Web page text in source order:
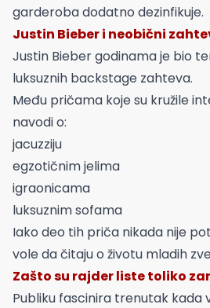
garderoba dodatno dezinfikuje.
Justin Bieber i neobični
Justin Bieber godinama je bio
luksuznih backstage zahteva.
Među pričama koje su kružile
navodi o:
jacuzziju
egzotičnim jelima
igraonicama
luksuznim sofama
Iako deo tih priča nikada nije
vole da čitaju o životu mladih
Zašto su rajder liste toliko
Publiku fascinira trenutak kada